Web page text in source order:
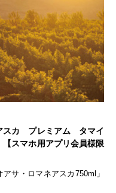
スカ プレミアム タマイ
スマホ用アプリ会員様限
サ・ロマネアスカ750ml」